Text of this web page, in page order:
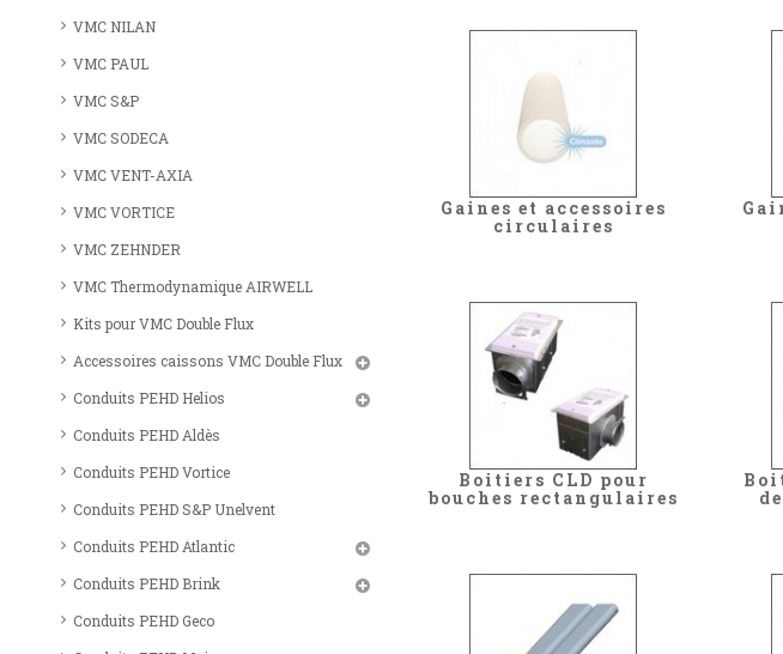
VMC NILAN
VMC PAUL
VMC S&P
VMC SODECA
VMC VENT-AXIA
VMC VORTICE
VMC ZEHNDER
VMC Thermodynamique AIRWELL
Kits pour VMC Double Flux
Accessoires caissons VMC Double Flux
Conduits PEHD Helios
Conduits PEHD Aldès
Conduits PEHD Vortice
Conduits PEHD S&P Unelvent
Conduits PEHD Atlantic
Conduits PEHD Brink
Conduits PEHD Geco
Gaines et accessoires
circulaires
Boitiers CLD pour
bouches rectangulaires